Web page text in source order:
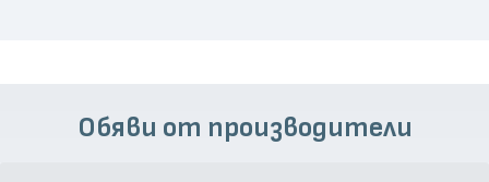
Обяви от производители